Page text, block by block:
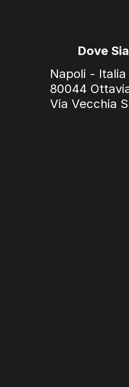
Dove
Napoli - Italia
80044
Via Vecchia